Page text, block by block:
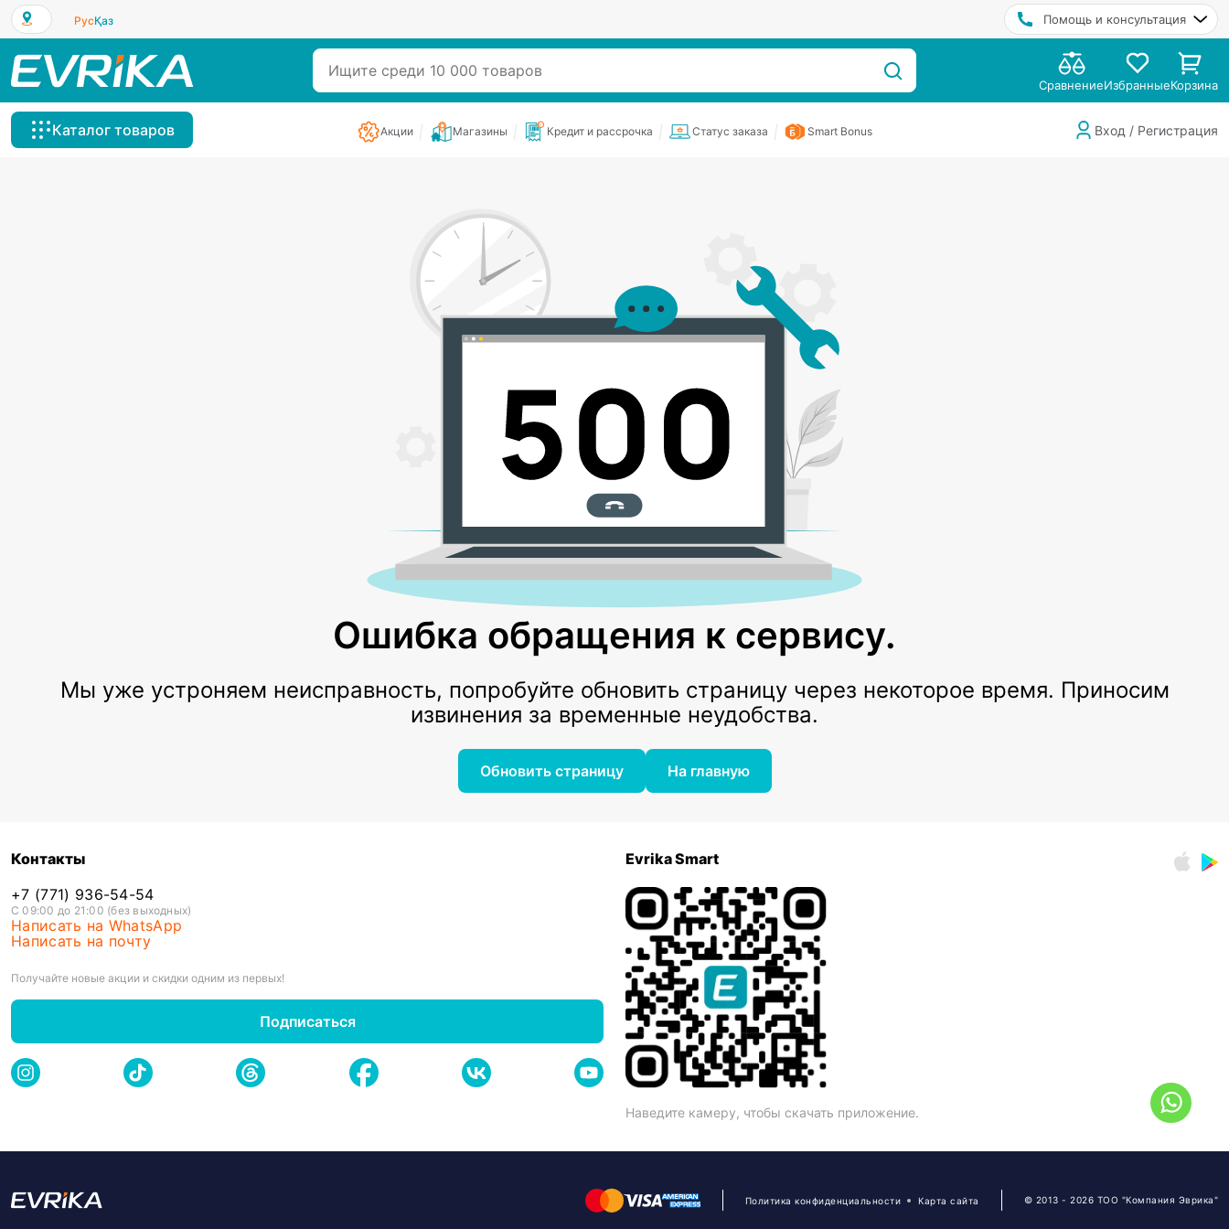
РусҚаз Помощь и консультация
СравнениеИзбранныеКорзина
Каталог товаров Акции Магазины Кредит и рассрочка Статус заказа Smart Bonus Вход / Регистрация
Ошибка обращения к сервису.
Мы уже устроняем неисправность, попробуйте обновить страницу через некоторое время. Приносим
извинения за временные неудобства.
Обновить страницу На главную
Контакты
+7 (771) 936-54-54
С 09:00 до 21:00 (без выходных)
Написать на WhatsApp
Написать на почту
Получайте новые акции и скидки одним из первых!
Подписаться
Evrika Smart
Наведите камеру, чтобы скачать приложение.
Политика конфиденциальности Карта сайта © 2013 - 2026 ТОО "Компания Эврика"